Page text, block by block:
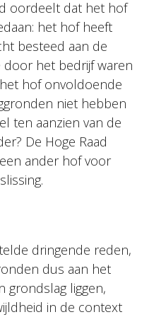
oordeelt dat het hof
het hof heeft
besteed aan de
het bedrijf waren
hof onvoldoende
niet hebben
ten aanzien van de
De Hoge Raad
ander hof voor
dringende reden,
dus aan het
grondslag liggen,
in de context